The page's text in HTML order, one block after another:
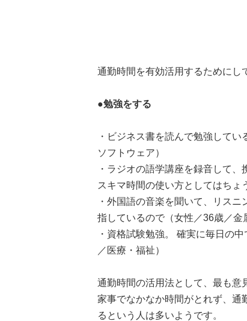
通勤時間を有効活用するためにし
●勉強をする
・ビジネス書を読んで勉強して
ソフトウェア）
・ラジオの語学講座を録音して
スキマ時間の使い方としてはちょ
・外国語の音楽を聞いて、リス
指しているので（女性／36歳／金
・資格試験勉強。 確実に毎日の
／医療・福祉）
通勤時間の活用法として、最も意
家事でなかなか時間がとれず、通
るという人は多いようです。